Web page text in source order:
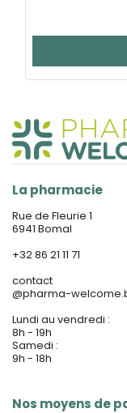
La pharmacie
Rue de Fleurie 1
6941 Bomal
+32 86 21 11 71
contact
@pharma-
Lundi au vendredi :
8h - 19h
Samedi :
9h - 18h
Nos moyens de